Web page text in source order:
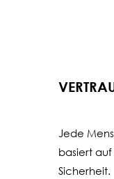
Jede
basiert
Sicherheit.